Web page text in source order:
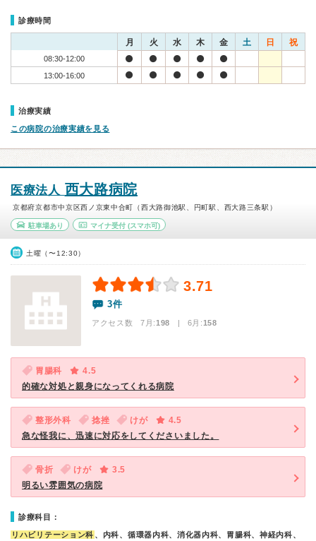
診療時間
月 火 水 木 金 土 日 祝
08:30-12:00
13:00-16:00
治療実績
この病院の治療実績を見る
医療法人 西大路病院
京都府京都市中京区西ノ京東中合町（西大路御池駅、円町駅、西大路三条駅）
駐車場あり マイナ受付(スマホ可)
土曜（〜12:30）
3.71
3件
アクセス数 7月:198 | 6月:158
胃腸科
4.5
的確な対処と親身になってくれる病院
整形外科 捻挫 けが
4.5
急な怪我に、迅速に対応をしてくださいました。
骨折 けが
3.5
明るい雰囲気の病院
診療科目：
リハビリテーション科 、内科、循環器内科、消化器内科、胃腸科、神経内科、